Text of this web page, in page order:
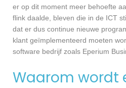
er op dit moment meer behoefte
flink daalde, bleven die in de ICT
dat er dus continue nieuwe
klant geïmplementeerd moeten
software bedrijf zoals Eperium
Waarom wordt